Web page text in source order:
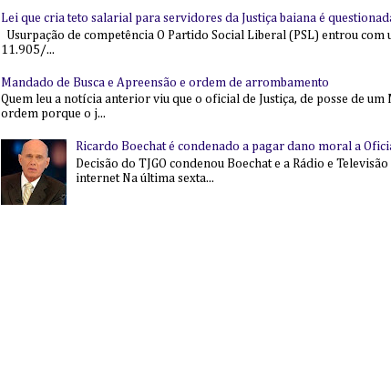
Lei que cria teto salarial para servidores da Justiça baiana é
Usurpação de competência O Partido Social Liberal (PSL) entrou
11.905/...
Mandado de Busca e Apreensão e ordem de arrombamento
Quem leu a notícia anterior viu que o oficial de Justiça, de posse de
ordem porque o j...
Ricardo Boechat é condenado a pagar dano moral a
Decisão do TJGO condenou Boechat e a Rádio e
internet Na última sexta...